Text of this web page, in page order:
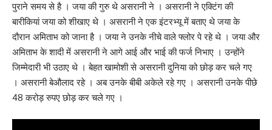
पुराने समय से है । जया की गुरु थे असरानी ने । असरानी ने एक्टिंग की
बारीकियां जया को शीखाए थे । असरानी ने एक इंटरभ्यू में बताए थे जया के
दौरान अमिताभ को जाना है । जया ने उनके नीचे वाले फ्लोर पे रहे थे । जया और
अमिताभ के शादी में असरानी ने आगे आई और भाई की फर्ज निभाए । उन्होंने
जिम्मेदारी भी उठाए थे । बेहत खामोशी से असरानी दुनिया को छोड़ कर चले गए
। असरानी बेऔलाद रहे । अब उनके बीबी अकेले रहे गए । असरानी उनके पीछे
48 करोड़ रुपए छोड़ कर चले गए ।